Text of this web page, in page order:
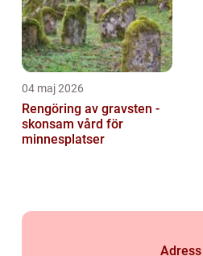
04 maj 2026
Rengöring av gravsten -
skonsam vård för
minnesplatser
Adress